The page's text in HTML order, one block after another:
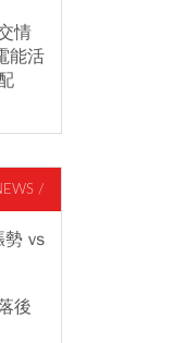
情
能活
/
勢 vs
後